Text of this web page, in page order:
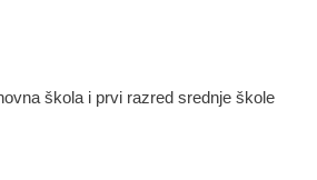
škola i prvi razred srednje škole